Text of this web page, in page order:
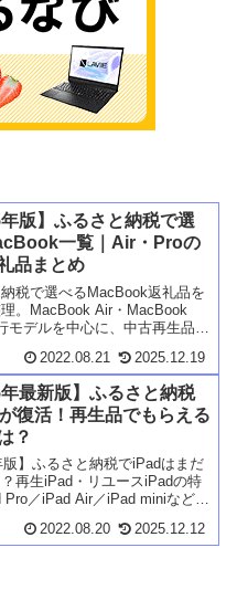
年版】ふるさと納税で選
一覧｜Air・Proの
品まとめ
税で選べるMacBook返礼品を
。MacBook Air・MacBook
モデルを中心に、中古再生品・
りやすく解説します。
2022.08.21 2025.12.19
年最新版】ふるさと納税
復活！再生品でもらえる
？
版】ふるさと納税でiPadはまだ
再生iPad・リユースiPadの特
Pro／iPad Air／iPad miniなど最
すめ機種、申し込み前の注意点
2022.08.20 2025.12.12